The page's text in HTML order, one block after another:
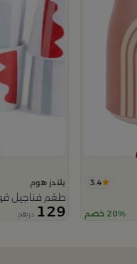
3.4
20% خصم
بلندز هوم
طقم فناجيل
129 درهم